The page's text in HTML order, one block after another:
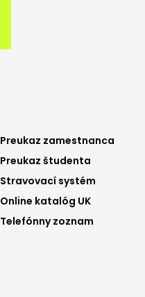
Footer
menu
2
Preukaz zamestnanca
Preukaz študenta
Stravovací systém
Online katalóg UK
Telefónny zoznam